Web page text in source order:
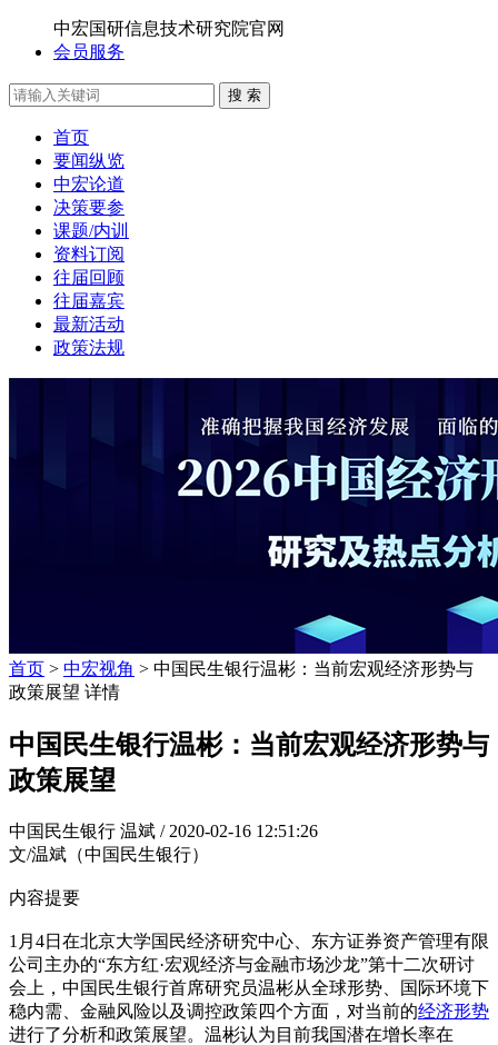
中宏国研信息技术研究院官网
会员服务
搜 索
首页
要闻纵览
中宏论道
决策要参
课题/内训
资料订阅
往届回顾
往届嘉宾
最新活动
政策法规
首页 > 中宏视角 > 中国民生银行温彬：当前宏观经济形势与
政策展望 详情
中国民生银行温彬：当前宏观经济形势与
政策展望
中国民生银行 温斌 / 2020-02-16 12:51:26
文/温斌（中国民生银行）
内容提要
1月4日在北京大学国民经济研究中心、东方证券资产管理有限
公司主办的“东方红·宏观经济与金融市场沙龙”第十二次研讨
会上，中国民生银行首席研究员温彬从全球形势、国际环境下
稳内需、金融风险以及调控政策四个方面，对当前的经济形势
进行了分析和政策展望。温彬认为目前我国潜在增长率在